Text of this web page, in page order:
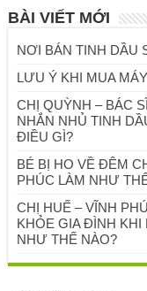
BÀI VIẾT MỚI
NƠI BÁN TINH DẦU
LƯU Ý KHI MUA
CHỊ QUỲNH – BÁC
NHẮN NHỦ TINH
ĐIỀU GÌ?
BÉ BỊ HO VỀ ĐÊM
PHÚC LÀM NHƯ
CHỊ HUẾ – VĨNH
KHỎE GIA ĐÌNH KHI
NHƯ THẾ NÀO?